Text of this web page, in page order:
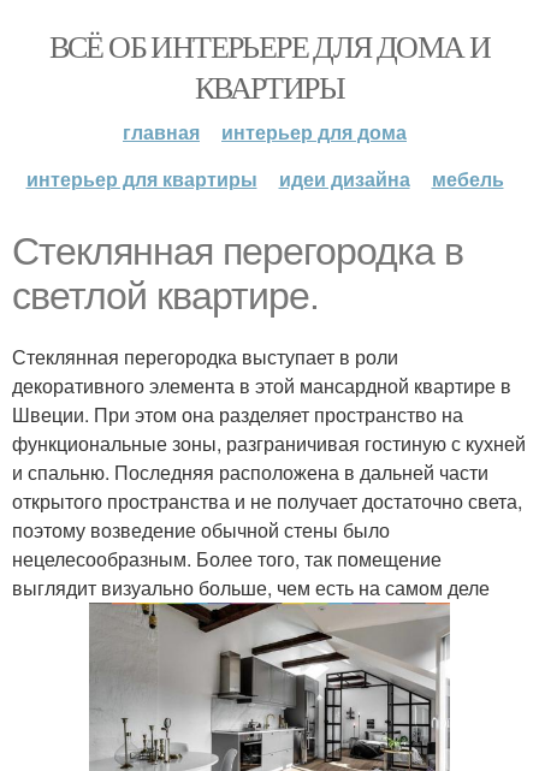
ВСЁ ОБ ИНТЕРЬЕРЕ ДЛЯ ДОМА И
КВАРТИРЫ
главная
интерьер для дома
интерьер для квартиры
идеи дизайна мебель
Стеклянная перегородка в
светлой квартире.
Стеклянная перегородка выступает в роли
декоративного элемента в этой мансардной квартире в
Швеции. При этом она разделяет пространство на
функциональные зоны, разграничивая гостиную с кухней
и спальню. Последняя расположена в дальней части
открытого пространства и не получает достаточно света,
поэтому возведение обычной стены было
нецелесообразным. Более того, так помещение
выглядит визуально больше, чем есть на самом деле